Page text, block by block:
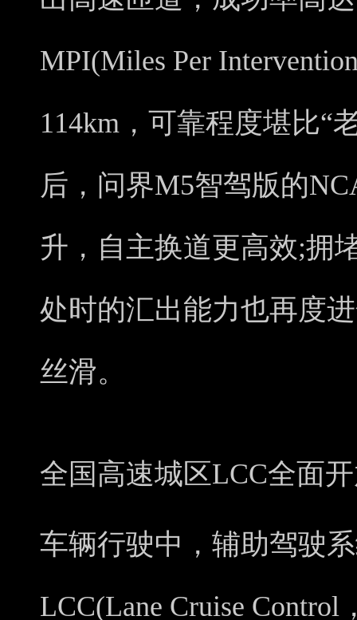
MPI(Miles Per
114km，可靠程度堪比“
后，问界M5智驾版的
升，自主换道更高效;拥
处时的汇出能力也再度
丝滑。
全国高速城区LCC全面
车辆行驶中，辅助驾驶
LCC(Lane Cruise